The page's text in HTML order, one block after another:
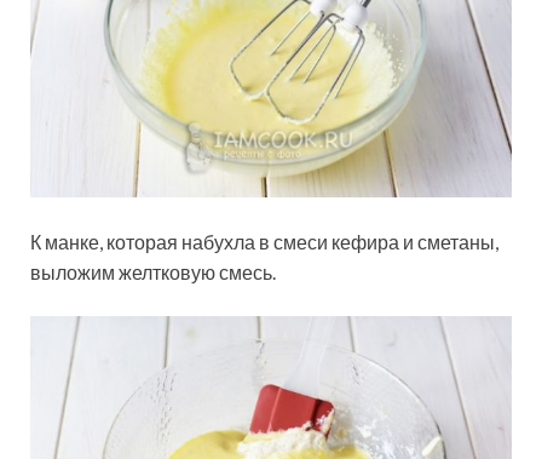
К манке, которая набухла в смеси кефира и сметаны,
выложим желтковую смесь.